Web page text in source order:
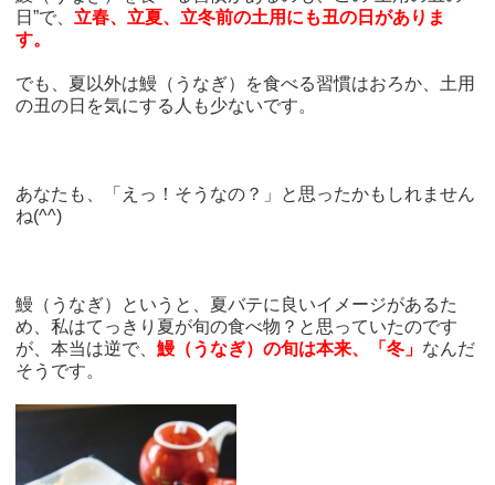
日”で、 立春、立夏、立冬前の土用にも丑の日がありま
す。
でも、夏以外は鰻（うなぎ）を食べる習慣はおろか、土用
の丑の日を気にする人も少ないです。
あなたも、「えっ！そうなの？」と思ったかもしれません
ね(^^)
鰻（うなぎ）というと、夏バテに良いイメージがあるた
め、私はてっきり夏が旬の食べ物？と思っていたのです
が、本当は逆で、鰻（うなぎ）の旬は本来、「冬」 なんだ
そうです。